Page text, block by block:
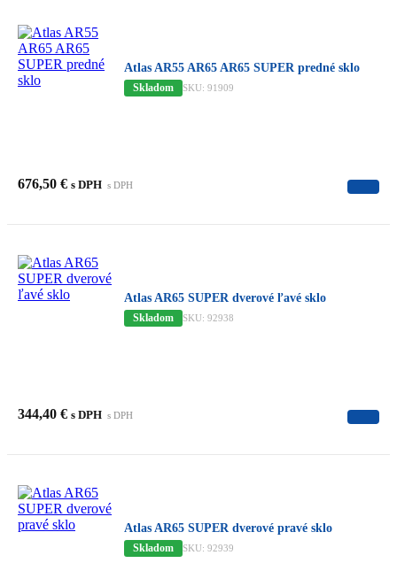
Atlas AR55 AR65 AR65 SUPER predné sklo
Skladom SKU: 91909
676,50 € s DPH s DPH
Atlas AR65 SUPER dverové ľavé sklo
Skladom SKU: 92938
344,40 € s DPH s DPH
Atlas AR65 SUPER dverové pravé sklo
Skladom SKU: 92939